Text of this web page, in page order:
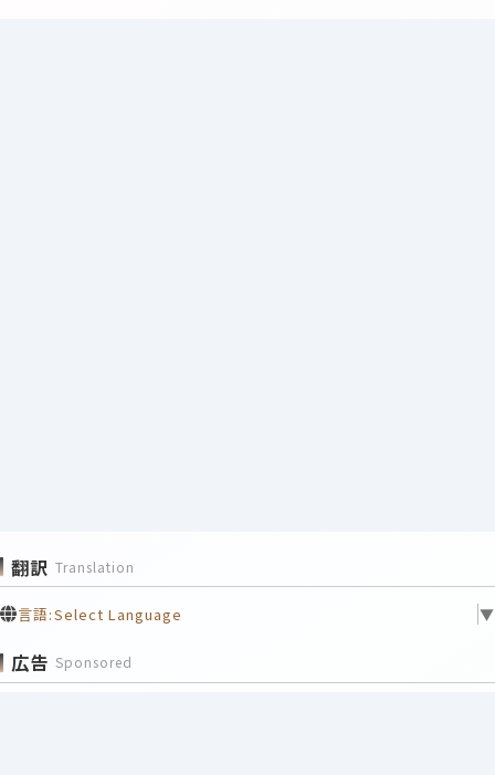
翻訳 Translation
言語:Select Language ▼
広告 Sponsored